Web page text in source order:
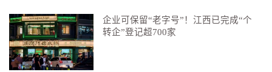
历史罪责、坚守宪法第九条，抵制“新型军国主义”妄
动，日本才能真正获得周边国家信任，东亚地区才能实
现持久和平发展。在七七事变89周年之际，日本各界和
企业可保留“老字号”！江西已完成“个
转企”登记超700家